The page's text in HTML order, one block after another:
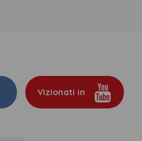
Vizionati in